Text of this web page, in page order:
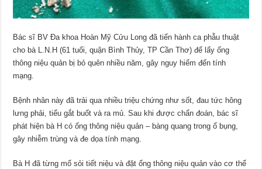
Bác sĩ BV Đa khoa Hoàn Mỹ Cửu Long đã tiến hành ca phẫu thuật
cho bà L.N.H (61 tuổi, quận Bình Thủy, TP Cần Thơ) để lấy ống
thông niệu quản bị bỏ quên nhiều năm, gây nguy hiểm đến tính
mạng.
Bệnh nhân này đã trải qua nhiều triệu chứng như sốt, đau tức hông
lưng phải, tiểu gắt buốt và ra mủ. Sau khi được chẩn đoán, bác sĩ
phát hiện bà H có ống thông niệu quản – bàng quang trong ổ bụng,
gây nhiễm trùng và đe dọa tính mạng.
Bà H đã từng mổ sỏi tiết niệu và đặt ống thông niệu quản vào cơ thể